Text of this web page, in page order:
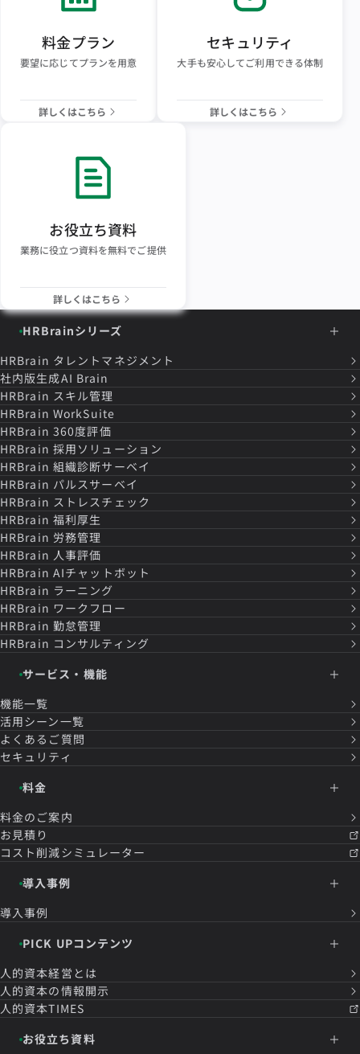
料金プラン
要望に応じてプランを用意
詳しくはこちら
セキュリティ
大手も安心してご利用できる体制
詳しくはこちら
お役立ち資料
業務に役立つ資料を無料でご提供
詳しくはこちら
HRBrainシリーズ
HRBrain タレントマネジメント
社内版生成AI Brain
HRBrain スキル管理
HRBrain WorkSuite
HRBrain 360度評価
HRBrain 採用ソリューション
HRBrain 組織診断サーベイ
HRBrain パルスサーベイ
HRBrain ストレスチェック
HRBrain 福利厚生
HRBrain 労務管理
HRBrain 人事評価
HRBrain AIチャットボット
HRBrain ラーニング
HRBrain ワークフロー
HRBrain 勤怠管理
HRBrain コンサルティング
サービス・機能
機能一覧
活用シーン一覧
よくあるご質問
セキュリティ
料金
料金のご案内
お見積り
コスト削減シミュレーター
導入事例
導入事例
PICK UPコンテンツ
人的資本経営とは
人的資本の情報開示
人的資本TIMES
お役立ち資料